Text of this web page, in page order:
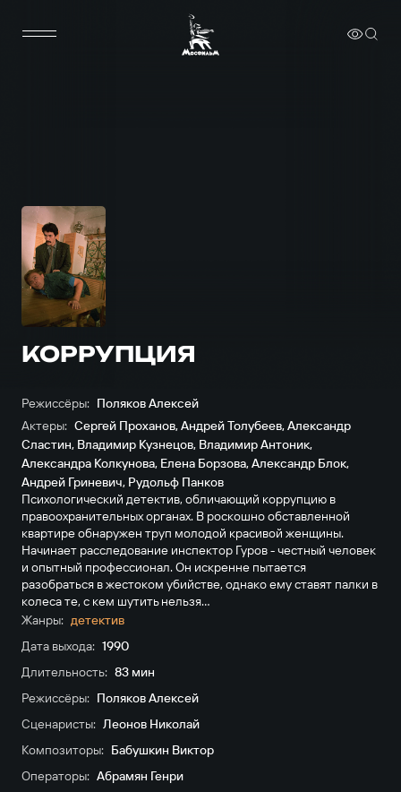
КОРРУПЦИЯ
Режиссёры: Поляков Алексей
Актеры: Сергей Проханов,Андрей Толубеев,Александр
Сластин, Владимир Кузнецов, Владимир Антоник,
Александра Колкунова, Елена Борзова,Александр Блок,
Андрей Гриневич, Рудольф Панков
Психологический детектив, обличающий коррупцию в
правоохранительных органах. В роскошно обставленной
квартире обнаружен труп молодой красивой женщины.
Начинает расследование инспектор Гуров - честный человек
и опытный профессионал. Он искренне пытается
разобраться в жестоком убийстве, однако ему ставят палки в
колеса те, с кем шутить нельзя...
Жанры: детектив
Дата выхода: 1990
Длительность: 83 мин
Режиссёры: Поляков Алексей
Сценаристы: Леонов Николай
Композиторы: Бабушкин Виктор
Операторы: Абрамян Генри